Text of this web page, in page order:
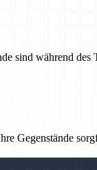
sind während des
Gegenstände